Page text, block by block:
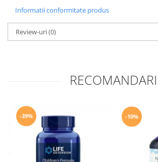
Informatii conformitate produs
Review-uri(0)
RECOMANDARI
-39% -10%